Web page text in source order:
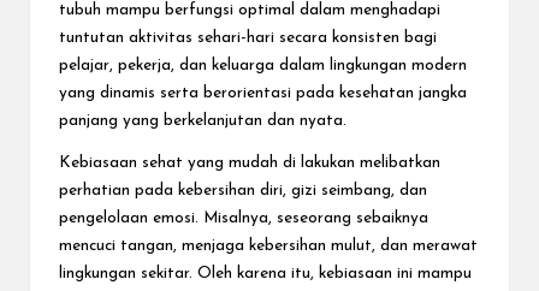
tubuh mampu berfungsi optimal dalam menghadapi
tuntutan aktivitas sehari-hari secara konsisten bagi
pelajar, pekerja, dan keluarga dalam lingkungan modern
yang dinamis serta berorientasi pada kesehatan jangka
panjang yang berkelanjutan dan nyata.
Kebiasaan sehat yang mudah di lakukan melibatkan
perhatian pada kebersihan diri, gizi seimbang, dan
pengelolaan emosi. Misalnya, seseorang sebaiknya
mencuci tangan, menjaga kebersihan mulut, dan merawat
lingkungan sekitar. Oleh karena itu, kebiasaan ini mampu